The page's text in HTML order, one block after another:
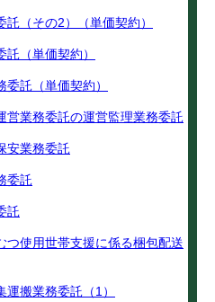
（その2）（単価契約）
（単価契約）
託（単価契約）
営業務委託の運営監理業務委託
安業務委託
委託
託
つ使用世帯支援に係る梱包配送
搬業務委託（1）